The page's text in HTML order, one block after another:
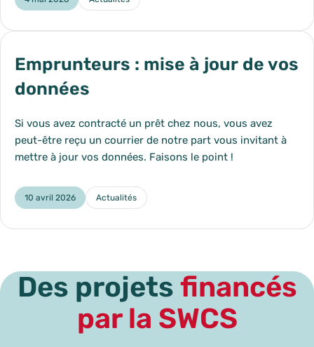
Catégorie :
Emprunteurs : mise à jour de vos
données
Si vous avez contracté un prêt chez nous, vous avez
peut-être reçu un courrier de notre part vous invitant à
mettre à jour vos données. Faisons le point !
10 avril 2026 Catégorie :
Actualités
Des projets financés
par la SWCS